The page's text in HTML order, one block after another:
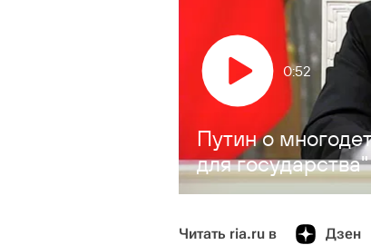
Путин о
для государства"
0:52
Читать ria.ru в Дзен